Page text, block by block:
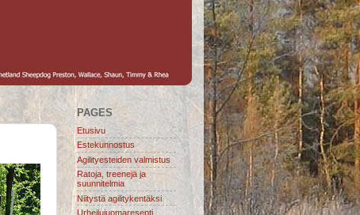
PAGES
Etusivu
Estekunnostus
Agilityesteiden valmistus
Ratoja, treenejä ja
suunnitelmia
Niitystä agilitykentäksi
Urheilujuomaresepti